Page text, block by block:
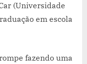
(Universidade
em escola
fazendo uma